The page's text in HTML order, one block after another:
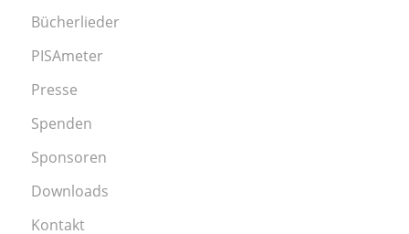
Bücherlieder
PISAmeter
Presse
Spenden
Sponsoren
Downloads
Kontakt